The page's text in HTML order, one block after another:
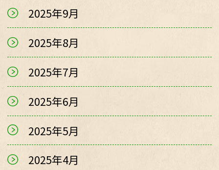
2025年9月
2025年8月
2025年7月
2025年6月
2025年5月
2025年4月